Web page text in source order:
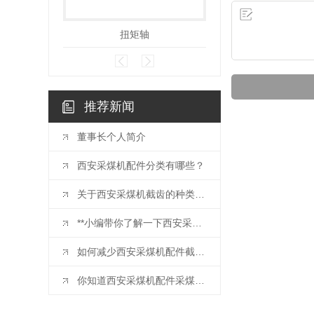
扭矩轴
推荐新闻
董事长个人简介
西安采煤机配件分类有哪些？
关于西安采煤机截齿的种类你知道吗？
**小编带你了解一下西安采煤机配件
如何减少西安采煤机配件截齿损耗？
你知道西安采煤机配件采煤机截齿的正确使用方式采煤机截齿的正确使用方式吗？